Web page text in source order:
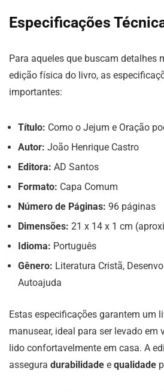
Especificações
Para aqueles que buscam detalhes
edição física do livro, as
importantes:
Título: Como o Jejum e Oração
Autor: João Henrique Castro
Editora: AD Santos
Formato: Capa Comum
Número de Páginas: 96 páginas
Dimensões: 21 x 14 x 1 cm
Idioma: Português
Gênero: Literatura Cristã,
Autoajuda
Estas especificações garantem um
manusear, ideal para ser levado em
lido confortavelmente em casa. A
assegura durabilidade e qualidade